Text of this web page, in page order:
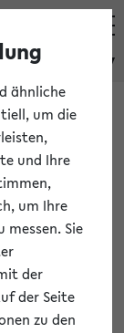
eKVV
Weise können
und
ähnliche
um die
und Ihre
um Ihre
Sie
der
der Seite
zu den